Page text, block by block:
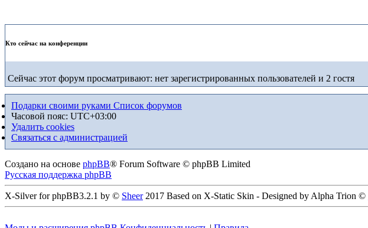
Кто сейчас на конференции
Сейчас этот форум просматривают: нет зарегистрированных пользователей и 2 гостя
Подарки своими руками Список форумов
Часовой пояс: UTC+03:00
Удалить cookies
Связаться с администрацией
Создано на основе phpBB® Forum Software © phpBB Limited
Русская поддержка phpBB
X-Silver for phpBB3.2.1 by © Sheer2017 Based on X-Static Skin - Designed by Alpha Trion ©